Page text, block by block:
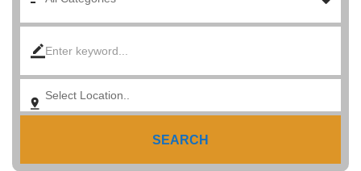
SEARCH